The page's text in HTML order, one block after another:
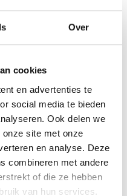
Over
cookies
en advertenties te
social media te bieden
Ook delen we
site met onze
en analyse. Deze
combineren met andere
of die ze hebben
van hun services.
huis voor ieder kantoor.
overzicht tot aan de
ruimte optimaal
oogt. Dankzij de
rustige werkomgeving
concentreren en